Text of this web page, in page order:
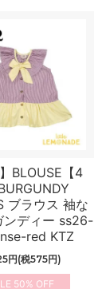
】BLOUSE【4
ブラウス 袖な
ンディー ss26-
red KTZ
円(税575円)
50%